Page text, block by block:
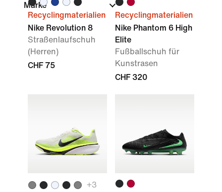
Marke
Recyclingmaterialien
Nike Revolution 8
Straßenlaufschuh
(Herren)
CHF 75
Recyclingmaterialien
Nike Phantom 6 High
Elite
Fußballschuh für
Kunstrasen
CHF 320
+3